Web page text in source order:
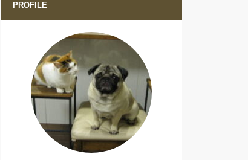
PROFILE